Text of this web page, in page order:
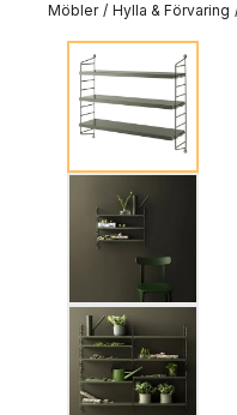
Möbler / Hylla & Förvaring